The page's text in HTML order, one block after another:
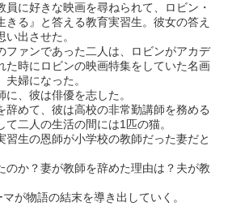
員に好きな映画を尋ねられて、ロビン・
きる』と答える教育実習生。彼女の答え
出させた。
ファンであった二人は、ロビンがアカデ
た時にロビンの映画特集をしていた名画
婦になった。
、彼は俳優を志した。
辞めて、彼は高校の非常勤講師を務める
二人の生活の間には1匹の猫。
習生の恩師が小学校の教師だった妻だと
のか？妻が教師を辞めた理由は？夫が教
が物語の結末を導き出していく。